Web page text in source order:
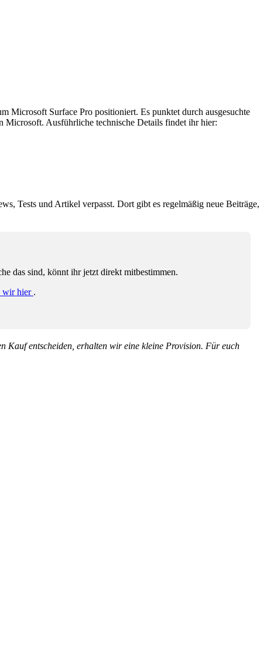
Microsoft Surface Pro positioniert. Es punktet durch ausgesuchte
Microsoft. Ausführliche technische Details findet ihr hier:
Tests und Artikel verpasst. Dort gibt es regelmäßig neue Beiträge,
das sind, könnt ihr jetzt direkt mitbestimmen.
wir hier .
Kauf entscheiden, erhalten wir eine kleine Provision. Für euch